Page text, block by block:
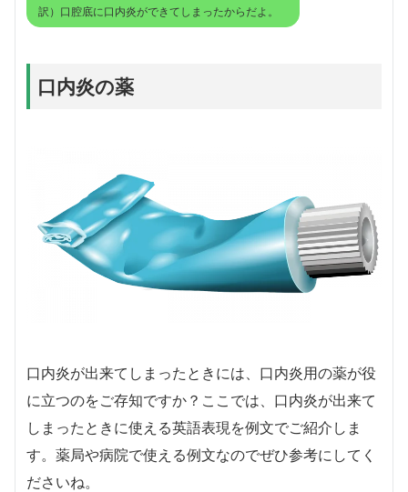
訳）口腔底に口内炎ができてしまったからだよ。
口内炎の薬
口内炎が出来てしまったときには、口内炎用の薬が役
に立つのをご存知ですか？ここでは、口内炎が出来て
しまったときに使える英語表現を例文でご紹介しま
す。薬局や病院で使える例文なのでぜひ参考にしてく
ださいね。